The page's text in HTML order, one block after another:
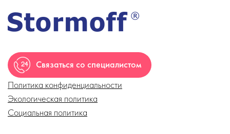
Связаться со специалистом
Политика конфиденциальности
Экологическая политика
Социальная политика